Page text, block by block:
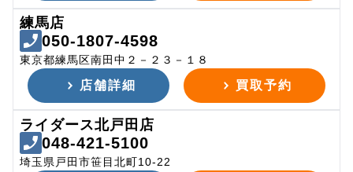
練馬店
050-1807-4598
東京都練馬区南田中２－２３－１８
店舗詳細 買取予約
ライダース北戸田店
048-421-5100
埼玉県戸田市笹目北町10-22